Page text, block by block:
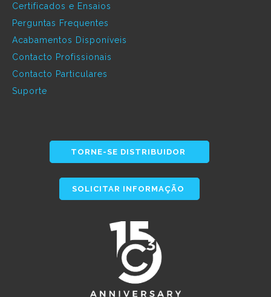
Certificados e Ensaios
Perguntas Frequentes
Acabamentos Disponíveis
Contacto Profissionais
Contacto Particulares
Suporte
TORNE-SE DISTRIBUIDOR
SOLICITAR INFORMAÇÃO